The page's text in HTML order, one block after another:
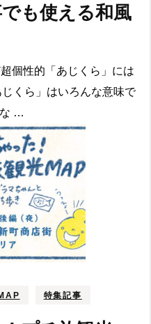
も使える和風
個性的「あじくら」には
くら」はいろんな意味で
…
特集記事